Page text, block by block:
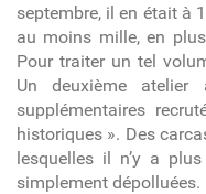
septembre, il en était à
au moins mille, en
Pour traiter un tel
Un deuxième
supplémentaires
historiques ». Des
lesquelles il n’y a
simplement dépolluées.